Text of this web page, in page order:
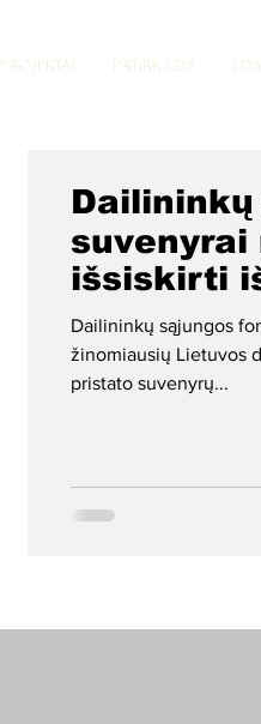
PROJEKTAI PATIRK LDS
suvenyrai
išsiskirti
Dailininkų sąjungos
žinomiausių Lietuvos
pristato suvenyrų...